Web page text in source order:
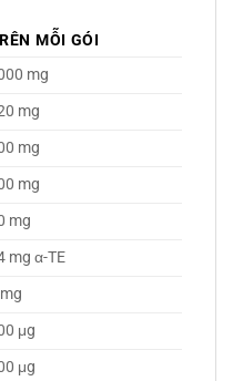
MỖI GÓI
mg
mg
mg
mg
mg
mg α-TE
μg
μg